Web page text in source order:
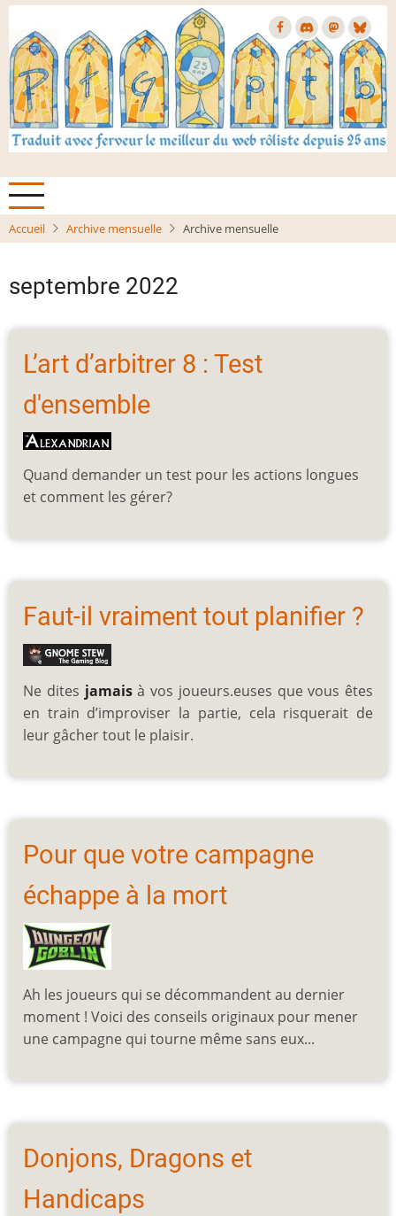
Aller
contenu
principal
Accueil Archive mensuelle Archive mensuelle
septembre 2022
L’art d’arbitrer 8 : Test
d'ensemble
Quand demander un test pour les actions longues
et comment les gérer?
Faut-il vraiment tout planifier ?
Ne dites jamaisà vos joueurs.euses que vous êtes
en train d’improviser la partie, cela risquerait de
leur gâcher tout le plaisir.
Pour que votre campagne
échappe à la mort
Ah les joueurs qui se décommandent au dernier
moment ! Voici des conseils originaux pour mener
une campagne qui tourne même sans eux...
Donjons, Dragons et
Handicaps